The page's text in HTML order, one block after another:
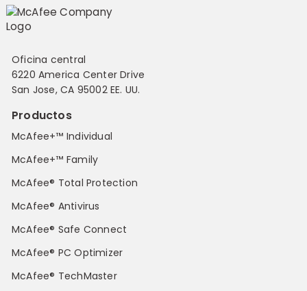
Oficina central
6220 America Center Drive
San Jose, CA 95002 EE. UU.
Productos
McAfee+™ Individual
McAfee+™ Family
McAfee® Total Protection
McAfee® Antivirus
McAfee® Safe Connect
McAfee® PC Optimizer
McAfee® TechMaster